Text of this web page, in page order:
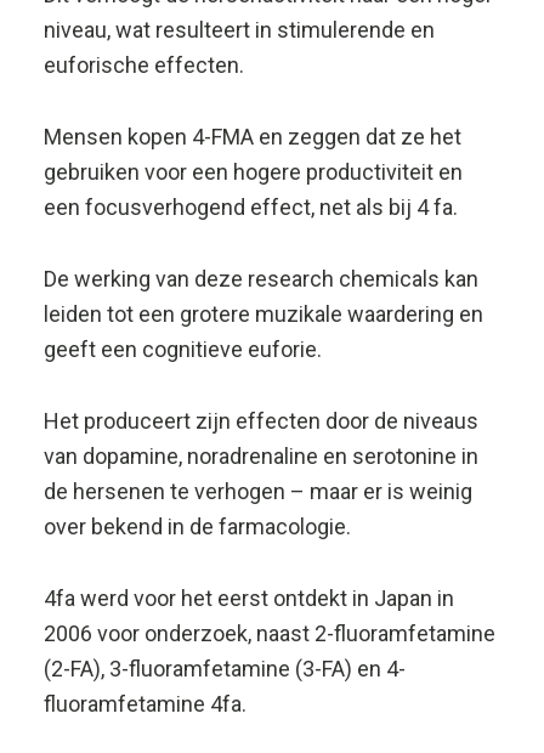
Het produceert zijn effecten door de niveaus
van dopamine, noradrenaline en serotonine in
over bekend in de farmacologie.
4fa werd voor het eerst ontdekt in Japan in
(2-FA), 3-fluoramfetamine (3-FA) en 4-
fluoramfetamine 4fa.
De effecten van 4-FMA zijn beschreven als
subjectief liggend tussen 4 fa en 4 fmp en zijn
vergelijkbaar met andere stimulerende
ecstasy.
Koop 4-FMA van hoge